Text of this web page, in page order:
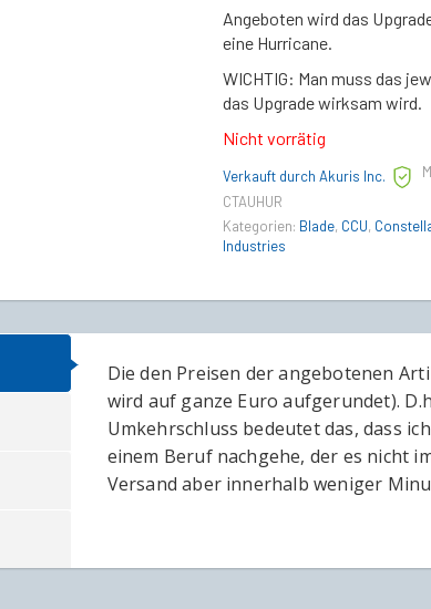
Angeboten wird das
eine Hurricane.
WICHTIG: Man muss das
das Upgrade wirksam wird.
Nicht vorrätig
Verkauft durch Akuris Inc.
CTAUHUR
Kategorien: Blade, CCU,
Industries
Die den Preisen der angebotenen
wird auf ganze Euro aufgerundet).
Umkehrschluss bedeutet das, dass
einem Beruf nachgehe, der es nicht
Versand aber innerhalb weniger